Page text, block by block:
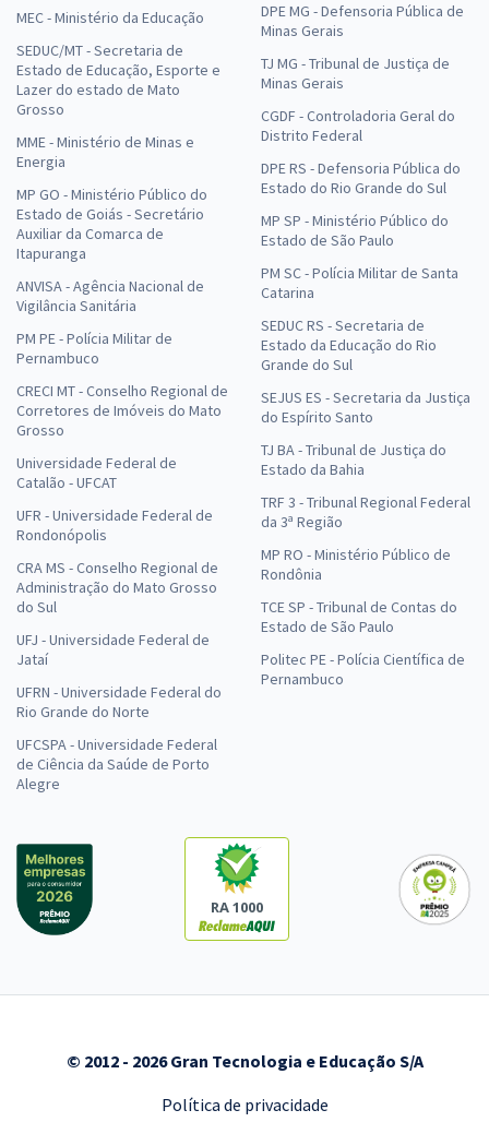
MEC - Ministério da Educação
SEDUC/MT - Secretaria de
Estado de Educação, Esporte e
Lazer do estado de Mato
Grosso
MME - Ministério de Minas e
Energia
MP GO - Ministério Público do
Estado de Goiás - Secretário
Auxiliar da Comarca de
Itapuranga
ANVISA - Agência Nacional de
Vigilância Sanitária
PM PE - Polícia Militar de
Pernambuco
CRECI MT - Conselho Regional de
Corretores de Imóveis do Mato
Grosso
Universidade Federal de
Catalão - UFCAT
UFR - Universidade Federal de
Rondonópolis
CRA MS - Conselho Regional de
Administração do Mato Grosso
do Sul
UFJ - Universidade Federal de
Jataí
UFRN - Universidade Federal do
Rio Grande do Norte
UFCSPA - Universidade Federal
de Ciência da Saúde de Porto
Alegre
DPE MG - Defensoria Pública de
Minas Gerais
TJ MG - Tribunal de Justiça de
Minas Gerais
CGDF - Controladoria Geral do
Distrito Federal
DPE RS - Defensoria Pública do
Estado do Rio Grande do Sul
MP SP - Ministério Público do
Estado de São Paulo
PM SC - Polícia Militar de Santa
Catarina
SEDUC RS - Secretaria de
Estado da Educação do Rio
Grande do Sul
SEJUS ES - Secretaria da Justiça
do Espírito Santo
TJ BA - Tribunal de Justiça do
Estado da Bahia
TRF 3 - Tribunal Regional Federal
da 3ª Região
MP RO - Ministério Público de
Rondônia
TCE SP - Tribunal de Contas do
Estado de São Paulo
Politec PE - Polícia Científica de
Pernambuco
RA 1000
© 2012 - 2026 Gran Tecnologia e Educação S/A
Política de privacidade